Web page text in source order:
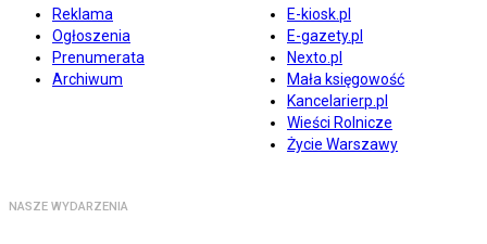
Reklama
Ogłoszenia
Prenumerata
Archiwum
E-kiosk.pl
E-gazety.pl
Nexto.pl
Mała księgowość
Kancelarierp.pl
Wieści Rolnicze
Życie Warszawy
NASZE WYDARZENIA